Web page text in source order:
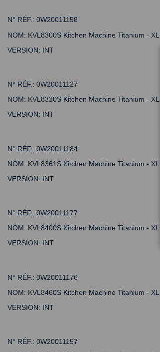
N° RÉF.: 0W20011158
NOM: KVL8300S Kitchen Machine Titanium - XL
VERSION: INT
N° RÉF.: 0W20011127
NOM: KVL8320S Kitchen Machine Titanium - XL
VERSION: INT
N° RÉF.: 0W20011184
NOM: KVL8361S Kitchen Machine Titanium - XL
VERSION: INT
N° RÉF.: 0W20011177
NOM: KVL8400S Kitchen Machine Titanium - XL
VERSION: INT
N° RÉF.: 0W20011176
NOM: KVL8460S Kitchen Machine Titanium - XL
VERSION: INT
N° RÉF.: 0W20011157